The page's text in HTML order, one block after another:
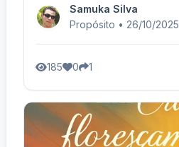
Samuka Silva
Propósito • 26/10/2025
185 0 1